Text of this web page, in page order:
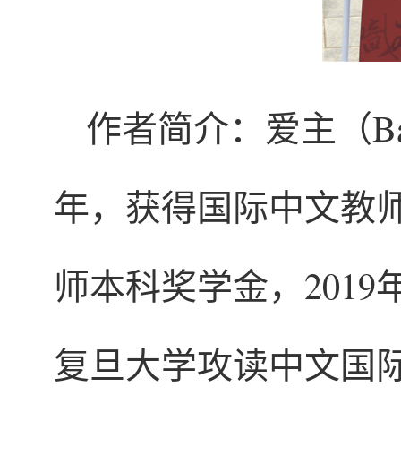
作者简介：爱主（
年，获得国际中文教
师本科奖学金，2019
复旦大学攻读中文国